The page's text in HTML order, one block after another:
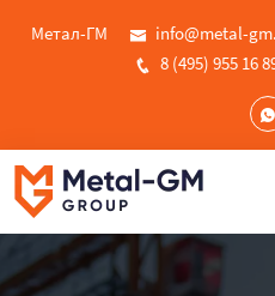
Метал-ГМ info@metal-
8 (495) 955 16